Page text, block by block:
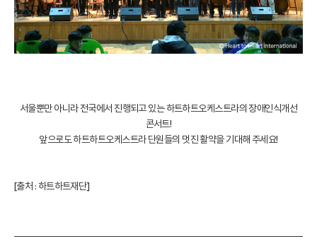
서울뿐만 아니라 전국에서 진행되고 있는 하트하트오케스트라의 장애인식개선
콘서트!
앞으로도 하트하트오케스트라 단원들의 멋진 활약을 기대해 주세요!
[출처 :하트하트재단]